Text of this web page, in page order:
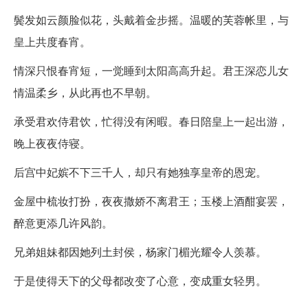
鬓发如云颜脸似花，头戴着金步摇。温暖的芙蓉帐里，与
皇上共度春宵。
情深只恨春宵短，一觉睡到太阳高高升起。君王深恋儿女
情温柔乡，从此再也不早朝。
承受君欢侍君饮，忙得没有闲暇。春日陪皇上一起出游，
晚上夜夜侍寝。
后宫中妃嫔不下三千人，却只有她独享皇帝的恩宠。
金屋中梳妆打扮，夜夜撒娇不离君王；玉楼上酒酣宴罢，
醉意更添几许风韵。
兄弟姐妹都因她列土封侯，杨家门楣光耀令人羡慕。
于是使得天下的父母都改变了心意，变成重女轻男。